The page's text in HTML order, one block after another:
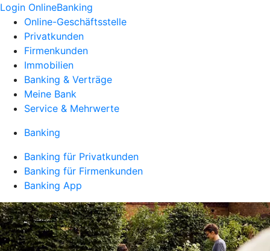
Login OnlineBanking
Online-Geschäftsstelle
Privatkunden
Firmenkunden
Immobilien
Banking & Verträge
Meine Bank
Service & Mehrwerte
Banking
Banking für Privatkunden
Banking für Firmenkunden
Banking App